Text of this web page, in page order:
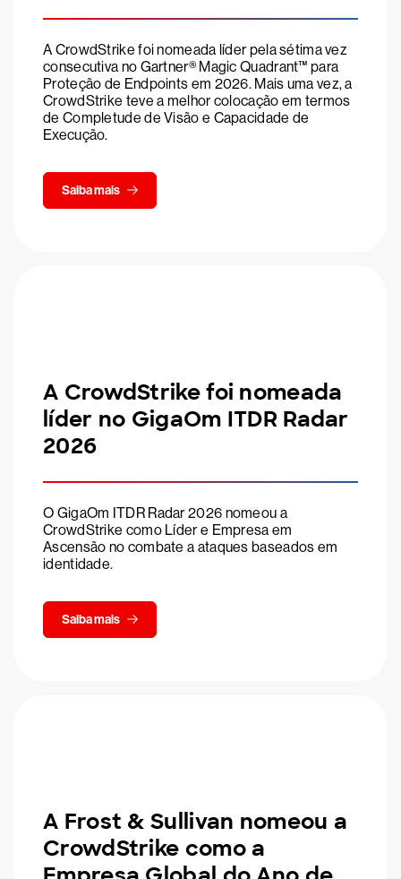
A CrowdStrike foi nomeada líder pela sétima vez
consecutiva no Gartner® Magic Quadrant™ para
Proteção de Endpoints em 2026. Mais uma vez, a
CrowdStrike teve a melhor colocação em termos
de Completude de Visão e Capacidade de
Execução.
Saiba mais
A CrowdStrike foi nomeada
líder no GigaOm ITDR Radar
2026
O GigaOm ITDR Radar 2026 nomeou a
CrowdStrike como Líder e Empresa em
Ascensão no combate a ataques baseados em
identidade.
Saiba mais
A Frost & Sullivan nomeou a
CrowdStrike como a